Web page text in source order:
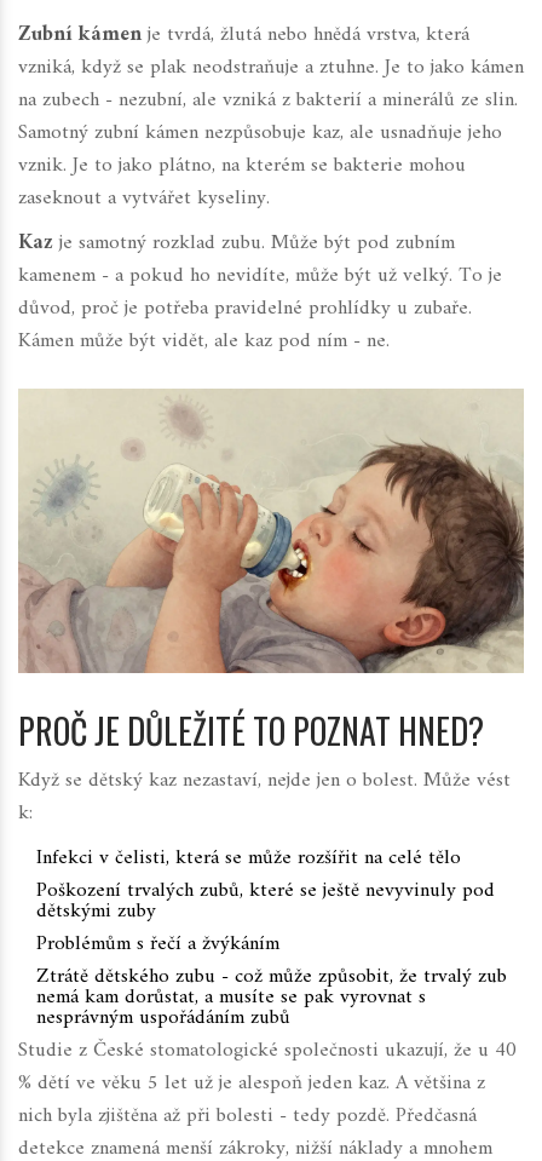
Zubní kámenje tvrdá, žlutá nebo hnědá vrstva, která
vzniká, když se plak neodstraňuje a ztuhne. Je to jako kámen
na zubech - nezubní, ale vzniká z bakterií a minerálů ze slin.
Samotný zubní kámen nezpůsobuje kaz, ale usnadňuje jeho
vznik. Je to jako plátno, na kterém se bakterie mohou
zaseknout a vytvářet kyseliny.
Kazje samotný rozklad zubu. Může být pod zubním
kamenem - a pokud ho nevidíte, může být už velký. To je
důvod, proč je potřeba pravidelné prohlídky u zubaře.
Kámen může být vidět, ale kaz pod ním - ne.
PROČ JE DŮLEŽITÉ TO POZNAT HNED?
Když se dětský kaz nezastaví, nejde jen o bolest. Může vést
k:
Infekci v čelisti, která se může rozšířit na celé tělo
Poškození trvalých zubů, které se ještě nevyvinuly pod
dětskými zuby
Problémům s řečí a žvýkáním
Ztrátě dětského zubu - což může způsobit, že trvalý zub
nemá kam dorůstat, a musíte se pak vyrovnat s
nesprávným uspořádáním zubů
Studie zČeské stomatologické společnosti ukazují, že u 40
% dětí ve věku 5 let už je alespoň jeden kaz. A většina z
nich byla zjištěna až při bolesti - tedy pozdě. Předčasná
detekce znamená menší zákroky, nižší náklady a mnohem